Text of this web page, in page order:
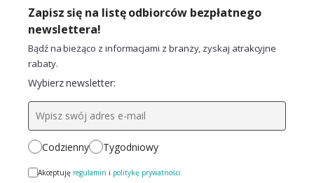
Zapisz się na listę odbiorców bezpłatnego
newslettera!
Bądź na bieżąco z informacjami z branży, zyskaj atrakcyjne
rabaty.
Wybierz newsletter:
Codzienny Tygodniowy
Akceptuję regulamin i politykę prywatności